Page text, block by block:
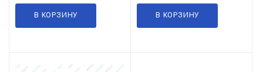
В КОРЗИНУ В КОРЗИНУ